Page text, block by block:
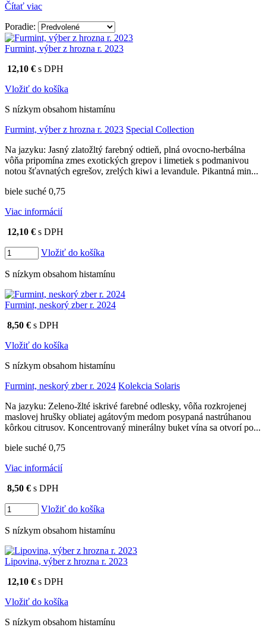
Firma Ostrožovič je najstaršou privátnou firmou na
slovenskom Tokaji.
Vyrábame kvalitné odrodové a výberové vína. Ako prví sme
priniesli na slovenský trh sólo spracované vína z tokajských odrôd
Furmint, Lipovina a Muškát žltý reduktívnou technológiou. Hrozno
spracúvame najmodernejšími technológiami, vrátane riadenej
fermentácie.
Čítať viac
Poradie:
Furmint, výber z hrozna r. 2023
12,10 € s DPH
Vložiť do košíka
S nízkym obsahom histamínu
Furmint, výber z hrozna r. 2023 Special Collection
Na jazyku: Jasný zlatožltý farebný odtieň, plná ovocno-herbálna
vôňa pripomína zmes exotických grepov i limetiek s podmanivou
notou šťavnatých egrešov, zrelých kiwi a levandule. Pikantná min...
biele suché 0,75
Viac informácií
12,10 € s DPH
Vložiť do košíka
S nízkym obsahom histamínu
Furmint, neskorý zber r. 2024
8,50 € s DPH
Vložiť do košíka
S nízkym obsahom histamínu
Furmint, neskorý zber r. 2024 Kolekcia Solaris
Na jazyku: Zeleno-žlté iskrivé farebné odlesky, vôňa rozkrojenej
maslovej hrušky obliatej agátovým medom posypaná nastrúhanou
kôrkou citrusov. Koncentrovaný minerálny buket vína sa otvorí po...
biele suché 0,75
Viac informácií
8,50 € s DPH
Vložiť do košíka
S nízkym obsahom histamínu
Lipovina, výber z hrozna r. 2023
12,10 € s DPH
Vložiť do košíka
S nízkym obsahom histamínu